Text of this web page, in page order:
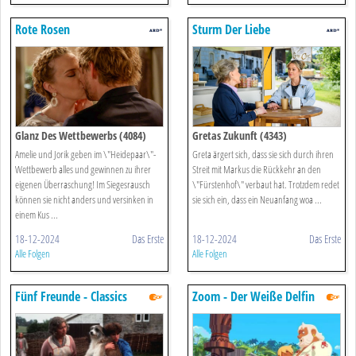
Rote Rosen
Glanz Des Wettbewerbs (4084)
Amelie und Jorik geben im \"Heidepaar\"-
Wettbewerb alles und gewinnen zu ihrer
eigenen Überraschung! Im Siegesrausch
können sie nicht anders und versinken in
einem Kus ...
18-12-2024 Das Erste
Alle Folgen
Sturm Der Liebe
Gretas Zukunft (4343)
Greta ärgert sich, dass sie sich durch ihren
Streit mit Markus die Rückkehr an den
\"Fürstenhof\" verbaut hat. Trotzdem redet
sie sich ein, dass ein Neuanfang woa ...
18-12-2024 Das Erste
Alle Folgen
Fünf Freunde - Classics Zoom - Der Weiße Delfin